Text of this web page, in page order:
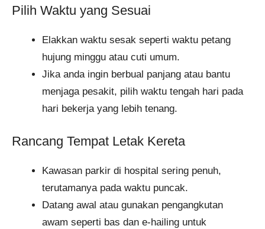
Pilih Waktu yang Sesuai
Elakkan waktu sesak seperti waktu petang
hujung minggu atau cuti umum.
Jika anda ingin berbual panjang atau bantu
menjaga pesakit, pilih waktu tengah hari pada
hari bekerja yang lebih tenang.
Rancang Tempat Letak Kereta
Kawasan parkir di hospital sering penuh,
terutamanya pada waktu puncak.
Datang awal atau gunakan pengangkutan
awam seperti bas dan e-hailing untuk